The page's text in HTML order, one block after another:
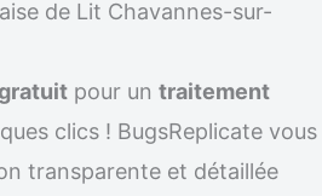
de Lit Chavannes-sur-
pour un traitement
clics ! BugsReplicate vous
transparente et détaillée